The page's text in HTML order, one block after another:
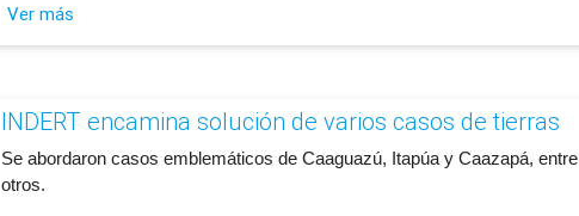
Ver más
INDERT encamina solución de varios casos de tierras
Se abordaron casos emblemáticos de Caaguazú, Itapúa y Caazapá, entre
otros.